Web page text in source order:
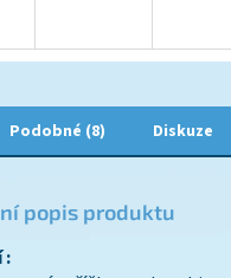
Podobné (8) Diskuze
popis produktu
: